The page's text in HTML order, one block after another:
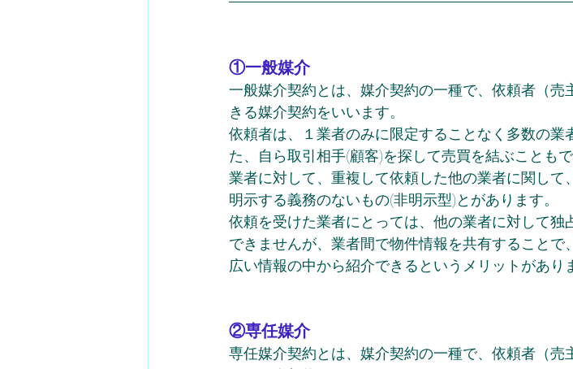
①一般媒介
一般媒介契約とは、媒介契約の一種で、依頼者（
きる媒介契約をいいます。
依頼者は、１業者のみに限定することなく多数の業
た、自ら取引相手(顧客)を探して売買を結ぶことも
業者に対して、重複して依頼した他の業者に関して
明示する義務のないもの(非明示型)とがあります。
依頼を受けた業者にとっては、他の業者に対して
できませんが、業者間で物件情報を共有すること
広い情報の中から紹介できるというメリットがあり
②専任媒介
専任媒介契約とは、媒介契約の一種で、依頼者（売